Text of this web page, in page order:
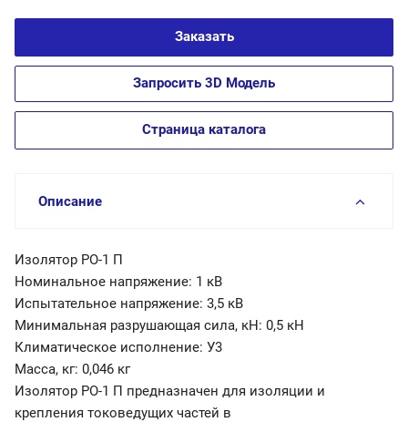
Заказать
Запросить 3D Модель
Страница каталога
Описание
Изолятор РО-1 П
Номинальное напряжение: 1 кВ
Испытательное напряжение: 3,5 кВ
Минимальная разрушающая сила, кН: 0,5 кН
Климатическое исполнение: У3
Масса, кг: 0,046 кг
Изолятор РО-1 П предназначен для изоляции и
крепления токоведущих частей в